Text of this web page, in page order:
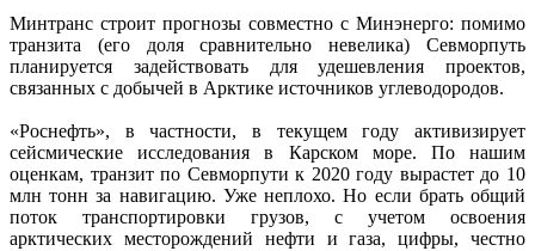
Минтранс строит прогнозы совместно с Минэнерго: помимо
транзита (его доля сравнительно невелика) Севморпуть
планируется задействовать для удешевления проектов,
связанных с добычей в Арктике источников углеводородов.
«Роснефть», в частности, в текущем году активизирует
сейсмические исследования в Карском море. По нашим
оценкам, транзит по Севморпути к 2020 году вырастет до 10
млн тонн за навигацию. Уже неплохо. Но если брать общий
поток транспортировки грузов, с учетом освоения
арктических месторождений нефти и газа, цифры, честно